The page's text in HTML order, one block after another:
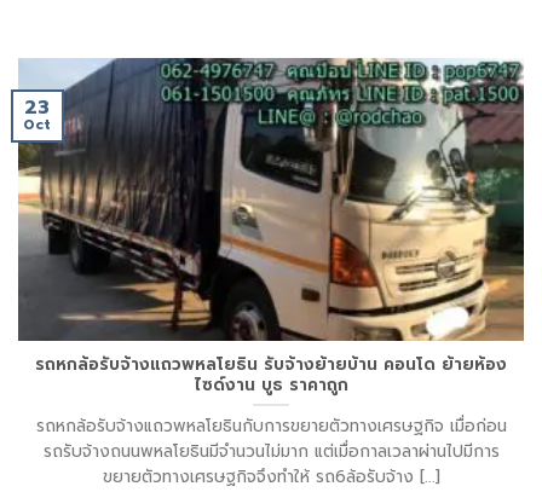
รถหกล้อรับจ้างแถวพหลโยธิน รับจ้างย้ายบ้าน คอนโด ย้ายห้อง
ไซด์งาน บูธ ราคาถูก
รถหกล้อรับจ้างแถวพหลโยธินกับการขยายตัวทางเศรษฐกิจ เมื่อก่อน
รถรับจ้างถนนพหลโยธินมีจำนวนไม่มาก แต่เมื่อกาลเวลาผ่านไปมีการ
ขยายตัวทางเศรษฐกิจจึงทำให้ รถ6ล้อรับจ้าง [...]
23
Oct